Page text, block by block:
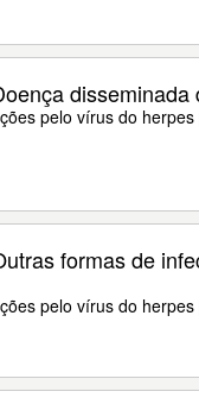
pelo vírus do
formas de
pelo vírus do